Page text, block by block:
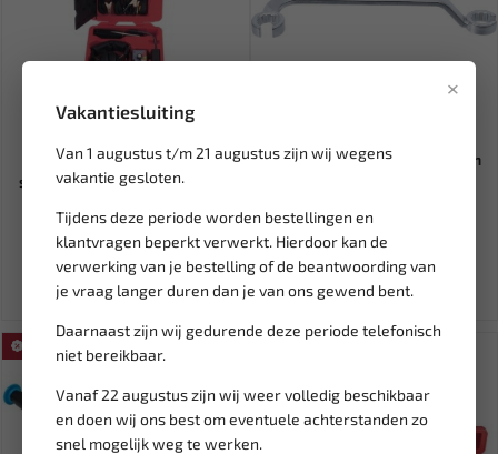
×
Vakantiesluiting
Van 1 augustus t/m 21 augustus zijn wij wegens
vakantie gesloten.
Tijdens deze periode worden bestellingen en
klantvragen beperkt verwerkt. Hierdoor kan de
verwerking van je bestelling of de beantwoording van
je vraag langer duren dan je van ons gewend bent.
Daarnaast zijn wij gedurende deze periode telefonisch
niet bereikbaar.
Vanaf 22 augustus zijn wij weer volledig beschikbaar
en doen wij ons best om eventuele achterstanden zo
snel mogelijk weg te werken.
Leverbaar
FORCE Elektrische
stethoscoop in koffer 9G2202
229,66
270,19
Ex. btw: € 189,81
BGS Dubbele ringsleutel, open
27,94
Ex. btw: € 23,09